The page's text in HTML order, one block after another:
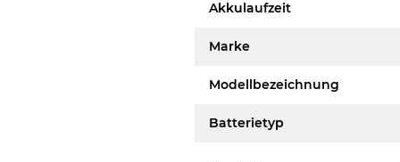
Akkulaufzeit
Marke
Modellbezeichnung
Batterietyp